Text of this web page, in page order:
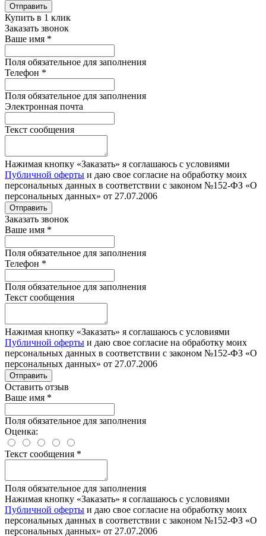
Отправить
Купить в 1 клик
Заказать звонок
Ваше имя *
Поля обязательное для заполнения
Телефон *
Поля обязательное для заполнения
Электронная почта
Текст сообщения
Нажимая кнопку «Заказать» я соглашаюсь с условиями
Публичной оферты и даю свое согласие на обработку моих
персональных данных в соответствии с законом №152-ФЗ «О
персональных данных» от 27.07.2006
Отправить
Заказать звонок
Ваше имя *
Поля обязательное для заполнения
Телефон *
Поля обязательное для заполнения
Текст сообщения
Нажимая кнопку «Заказать» я соглашаюсь с условиями
Публичной оферты и даю свое согласие на обработку моих
персональных данных в соответствии с законом №152-ФЗ «О
персональных данных» от 27.07.2006
Отправить
Оставить отзыв
Ваше имя *
Поля обязательное для заполнения
Оценка:
Текст сообщения *
Поля обязательное для заполнения
Нажимая кнопку «Заказать» я соглашаюсь с условиями
Публичной оферты и даю свое согласие на обработку моих
персональных данных в соответствии с законом №152-ФЗ «О
персональных данных» от 27.07.2006